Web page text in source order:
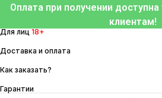
Перейти
содержимому
Оплата при получении
клиентам!
Для лиц 18+
Доставка и оплата
Как заказать?
Гарантии